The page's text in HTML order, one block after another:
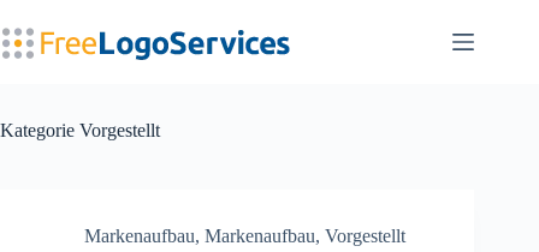
Inhalt
springen
Kategorie Vorgestellt
Markenaufbau, Markenaufbau, Vorgestellt